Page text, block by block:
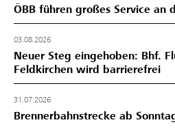
ÖBB führen großes Service an
03.08.2026
Neuer Steg eingehoben: Bhf.
Feldkirchen wird barrierefrei
31.07.2026
Brennerbahnstrecke ab